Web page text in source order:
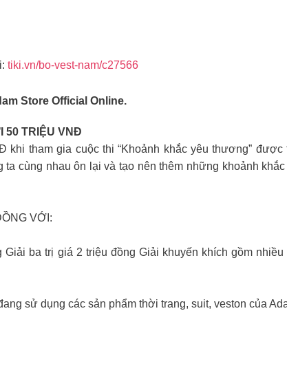
tiki.vn/bo-vest-nam/c27566
Store Official Online.
50 TRIỆU VNĐ
tham gia cuộc thi “Khoảnh khắc yêu thương”
cùng nhau ôn lại và tạo nên thêm những khoảnh
VỚI:
ba trị giá 2 triệu đồng Giải khuyến khích gồm
sử dụng các sản phẩm thời trang, suit, veston của